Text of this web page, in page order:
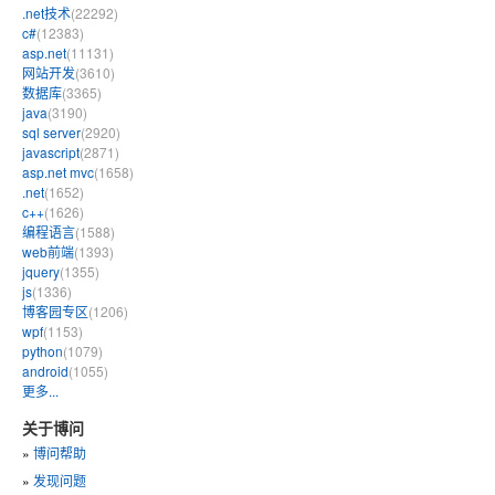
.net技术(22292)
c#(12383)
asp.net(11131)
网站开发(3610)
数据库(3365)
java(3190)
sql server(2920)
javascript(2871)
asp.net mvc(1658)
.net(1652)
c++(1626)
编程语言(1588)
web前端(1393)
jquery(1355)
js(1336)
博客园专区(1206)
wpf(1153)
python(1079)
android(1055)
更多...
关于博问
» 博问帮助
» 发现问题